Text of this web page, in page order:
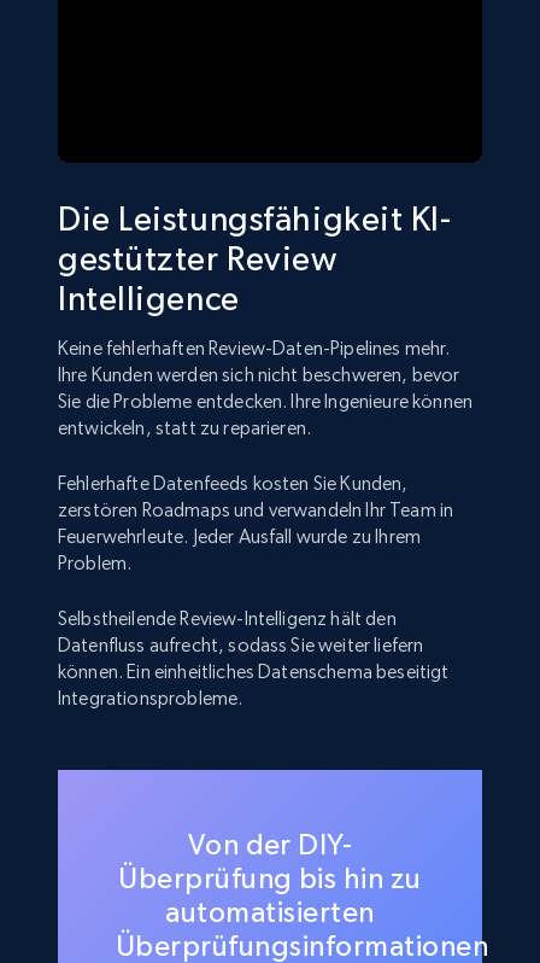
Die Leistungsfähigkeit KI-
gestützter Review
Intelligence
Keine fehlerhaften Review-Daten-Pipelines mehr.
Ihre Kunden werden sich nicht beschweren, bevor
Sie die Probleme entdecken. Ihre Ingenieure können
entwickeln, statt zu reparieren.
Fehlerhafte Datenfeeds kosten Sie Kunden,
zerstören Roadmaps und verwandeln Ihr Team in
Feuerwehrleute. Jeder Ausfall wurde zu Ihrem
Problem.
Selbstheilende Review-Intelligenz hält den
Datenfluss aufrecht, sodass Sie weiter liefern
können. Ein einheitliches Datenschema beseitigt
Integrationsprobleme.
Von der DIY-
Überprüfung bis hin zu
automatisierten
Überprüfungsinformationen